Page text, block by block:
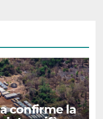
confirme la